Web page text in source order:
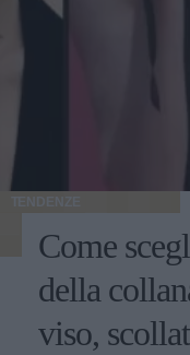
TENDENZE
Come
della
viso,